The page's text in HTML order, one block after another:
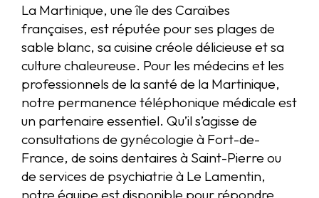
La Martinique, une île des Caraïbes
françaises, est réputée pour ses plages de
sable blanc, sa cuisine créole délicieuse et sa
culture chaleureuse. Pour les médecins et les
professionnels de la santé de la Martinique,
notre permanence téléphonique médicale est
un partenaire essentiel. Qu’il s’agisse de
consultations de gynécologie à Fort-de-
France, de soins dentaires à Saint-Pierre ou
de services de psychiatrie à Le Lamentin,
notre équipe est disponible pour répondre